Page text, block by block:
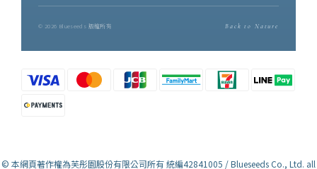
的標準嚴格到有些固執：在十六甲茶園裡逐批精挑分級，能入她眼
裡的頂級好茶，往往只有十分之一。每一泡茶在裝袋之前，她都會
烏龍連續七年榮獲比利時 iTQi 最高殊榮三星獎，並獲頒企業終身成
© 2026 Blueseeds 版權所有 Back to Nature
© 本網頁著作權為芙彤園股份有限公司所有 統編42841005 / Blueseeds Co., Ltd. all